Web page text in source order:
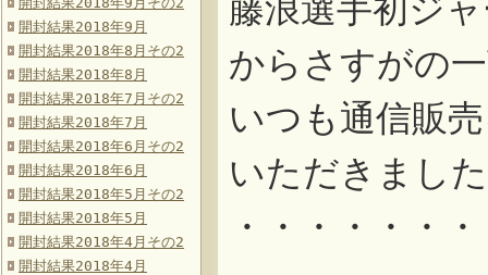
開封結果2018年9月
開封結果2018年8月その2
開封結果2018年8月
開封結果2018年7月その2
開封結果2018年7月
開封結果2018年6月その2
開封結果2018年6月
開封結果2018年5月その2
開封結果2018年5月
開封結果2018年4月その2
開封結果2018年4月
藤浪選手初ジ
からさすがの
いつも通信販
いただきまし
・・・・・・